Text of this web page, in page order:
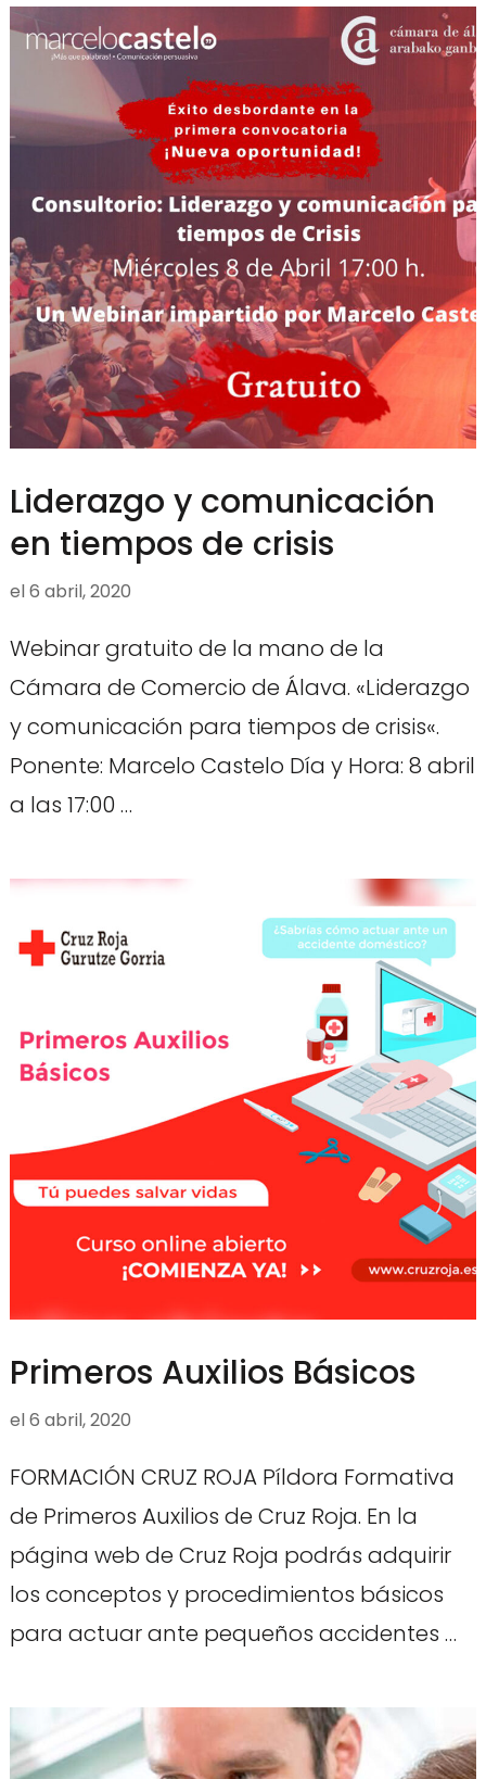
Liderazgo y comunicación
en tiempos de crisis
el6 abril, 2020
Webinar gratuito de la mano de la
Cámara de Comercio de Álava. «Liderazgo
y comunicación para tiempos de crisis«.
Ponente: Marcelo Castelo Día y Hora: 8 abril
a las 17:00 …
Primeros Auxilios Básicos
el6 abril, 2020
FORMACIÓN CRUZ ROJA Píldora Formativa
de Primeros Auxilios de Cruz Roja. En la
página web de Cruz Roja podrás adquirir
los conceptos y procedimientos básicos
para actuar ante pequeños accidentes …